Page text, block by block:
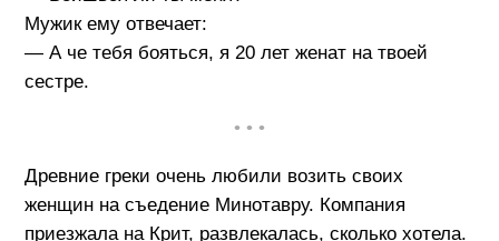
Мужик ему отвечает:
— А че тебя бояться, я 20 лет женат на твоей
сестре.
• • •
Древние греки очень любили возить своих
женщин на съедение Минотавру. Компания
приезжала на Крит, развлекалась, сколько хотела.